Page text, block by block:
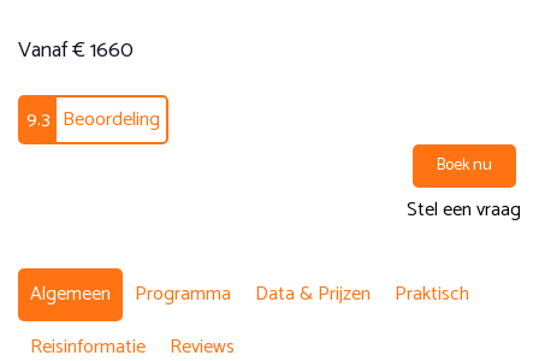
Vanaf € 1660
9.3 Beoordeling
Boek nu
Stel een vraag
Algemeen Programma Data & Prijzen
Praktisch
Reisinformatie
Reviews